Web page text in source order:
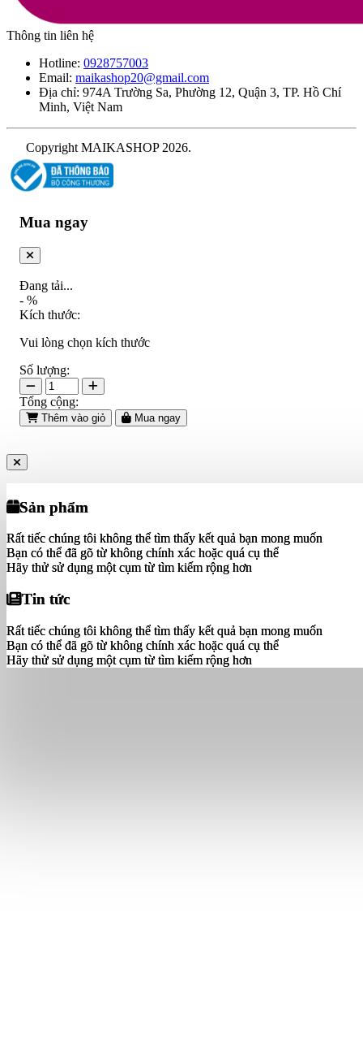
Sản phẩm
Rất tiếc chúng tôi không thể tìm thấy kết quả bạn mong muốn
Bạn có thể đã gõ từ không chính xác hoặc quá cụ thể
Hãy thử sử dụng một cụm từ tìm kiếm rộng hơn
Tin tức
Rất tiếc chúng tôi không thể tìm thấy kết quả bạn mong muốn
Bạn có thể đã gõ từ không chính xác hoặc quá cụ thể
Hãy thử sử dụng một cụm từ tìm kiếm rộng hơn
Sản phẩm
Rất tiếc chúng tôi không thể tìm thấy kết quả bạn mong muốn
Bạn có thể đã gõ từ không chính xác hoặc quá cụ thể
Hãy thử sử dụng một cụm từ tìm kiếm rộng hơn
Tin tức
Rất tiếc chúng tôi không thể tìm thấy kết quả bạn mong muốn
Bạn có thể đã gõ từ không chính xác hoặc quá cụ thể
Hãy thử sử dụng một cụm từ tìm kiếm rộng hơn
Thông tin liên hệ
Hotline: 0928757003
Email: maikashop20@gmail.com
Địa chỉ: 974A Trường Sa, Phường 12, Quận 3, TP. Hồ Chí
Minh, Việt Nam
Copyright MAIKASHOP 2026.
Mua ngay
Đang tải...
- %
Kích thước:
Vui lòng chọn kích thước
Số lượng:
Tổng cộng:
Thêm vào giỏ Mua ngay